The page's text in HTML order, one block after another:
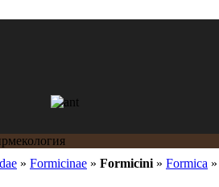
» Formicinae » Formicini » Formica »